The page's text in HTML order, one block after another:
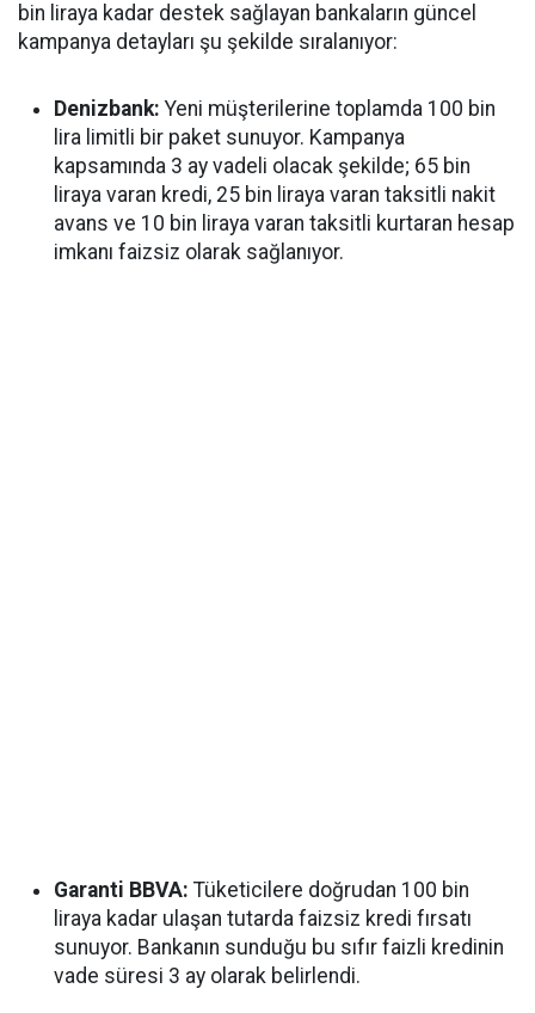
bin liraya kadar destek sağlayan bankaların güncel
kampanya detayları şu şekilde sıralanıyor:
Denizbank: Yeni müşterilerine toplamda 100 bin
lira limitli bir paket sunuyor. Kampanya
kapsamında 3 ay vadeli olacak şekilde; 65 bin
liraya varan kredi, 25 bin liraya varan taksitli nakit
avans ve 10 bin liraya varan taksitli kurtaran hesap
imkanı faizsiz olarak sağlanıyor.
Garanti BBVA: Tüketicilere doğrudan 100 bin
liraya kadar ulaşan tutarda faizsiz kredi fırsatı
sunuyor. Bankanın sunduğu bu sıfır faizli kredinin
vade süresi 3 ay olarak belirlendi.